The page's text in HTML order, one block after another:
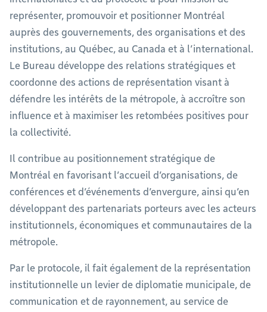
représenter, promouvoir et positionner Montréal
auprès des gouvernements, des organisations et des
institutions, au Québec, au Canada et à l’international.
Le Bureau développe des relations stratégiques et
coordonne des actions de représentation visant à
défendre les intérêts de la métropole, à accroître son
influence et à maximiser les retombées positives pour
la collectivité.
Il contribue au positionnement stratégique de
Montréal en favorisant l’accueil d’organisations, de
conférences et d’événements d’envergure, ainsi qu’en
développant des partenariats porteurs avec les acteurs
institutionnels, économiques et communautaires de la
métropole.
Par le protocole, il fait également de la représentation
institutionnelle un levier de diplomatie municipale, de
communication et de rayonnement, au service de